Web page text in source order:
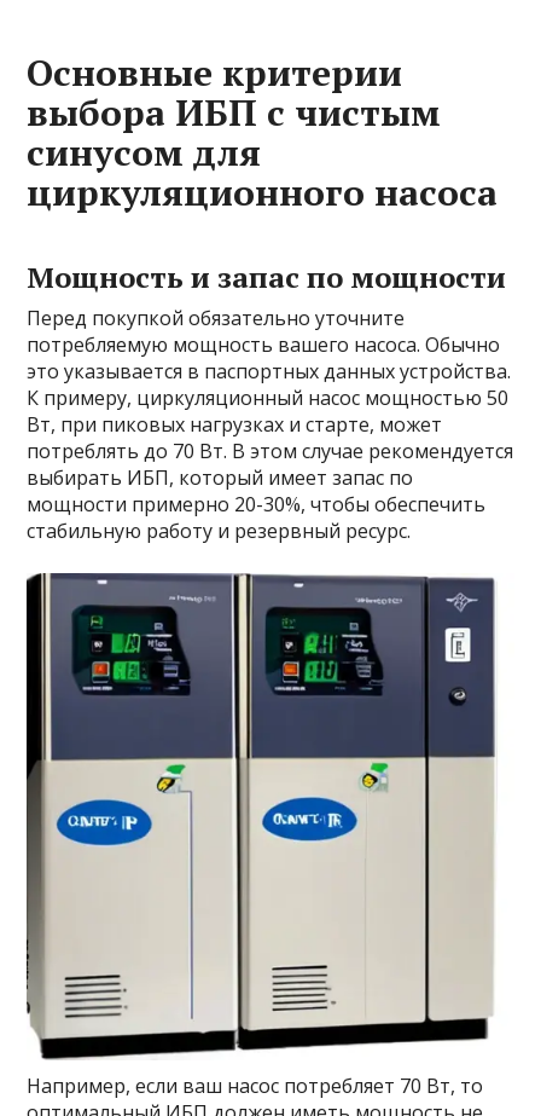
Основные критерии
выбора ИБП с чистым
синусом для
циркуляционного насоса
Мощность и запас по мощности
Перед покупкой обязательно уточните
потребляемую мощность вашего насоса. Обычно
это указывается в паспортных данных устройства.
К примеру, циркуляционный насос мощностью 50
Вт, при пиковых нагрузках и старте, может
потреблять до 70 Вт. В этом случае рекомендуется
выбирать ИБП, который имеет запас по
мощности примерно 20-30%, чтобы обеспечить
стабильную работу и резервный ресурс.
Например, если ваш насос потребляет 70 Вт, то